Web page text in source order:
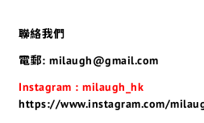
聯絡我們
電郵: milaugh@gmail.com
Instagram : milaugh_hk
https://www.instagram.com/